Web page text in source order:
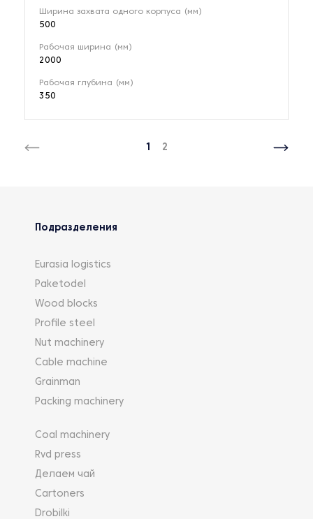
Ширина захвата одного корпуса (мм)
500
Рабочая ширина (мм)
2000
Рабочая глубина (мм)
350
1 2
Подразделения
Eurasia logistics
Paketodel
Wood blocks
Profile steel
Nut machinery
Cable machine
Grainman
Packing machinery
Coal machinery
Rvd press
Делаем чай
Cartoners
Drobilki